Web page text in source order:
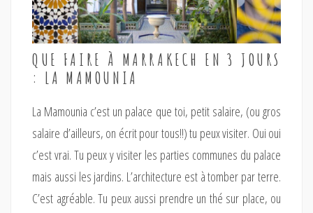
QUE FAIRE À MARRAKECH EN 3 JOURS
: LA MAMOUNIA
La Mamounia c’est un palace que toi, petit salaire, (ou gros
salaire d’ailleurs, on écrit pour tous!!) tu peux visiter. Oui oui
c’est vrai. Tu peux y visiter les parties communes du palace
mais aussi les jardins. L’architecture est à tomber par terre.
C’est agréable. Tu peux aussi prendre un thé sur place, ou